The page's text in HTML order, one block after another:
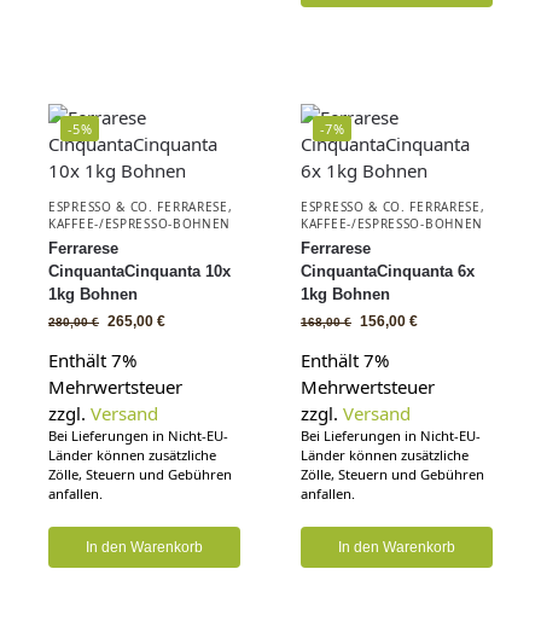
-5%
ESPRESSO & CO. FERRARESE,
KAFFEE-/ESPRESSO-BOHNEN
Ferrarese
CinquantaCinquanta 10x
1kg Bohnen
280,00€ 265,00 €
Enthält 7%
Mehrwertsteuer
zzgl. Versand
Bei Lieferungen in Nicht-EU-
Länder können zusätzliche
Zölle, Steuern und Gebühren
anfallen.
In den Warenkorb
-7%
ESPRESSO & CO. FERRARESE,
KAFFEE-/ESPRESSO-BOHNEN
Ferrarese
CinquantaCinquanta 6x
1kg Bohnen
168,00€ 156,00 €
Enthält 7%
Mehrwertsteuer
zzgl. Versand
Bei Lieferungen in Nicht-EU-
Länder können zusätzliche
Zölle, Steuern und Gebühren
anfallen.
In den Warenkorb